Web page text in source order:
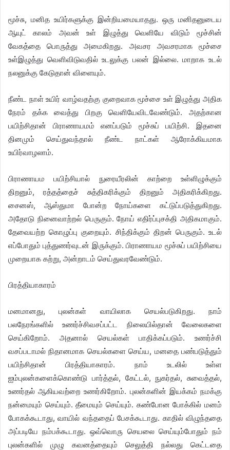
மூச்சு, மனித உயிர்களுக்கு இன்றியமையாதது. ஒரு மனிதனுடைய
ஆயுட் காலம் அவன் உள் இழுத்து வெளியே விடும் மூச்சின்
வேகத்தை பொருத்து அமைகிறது. அவசர அவசரமாக மூச்சை
உள்இழுத்து வெளிவிடுவதில் உடலுக்கு பலன் இல்லை. மாறாக உடல்
நலனுக்கு கேடுதான் விளையும்.
நீண்ட நாள் உயிர் வாழ்வதற்கு குறைவாக மூச்சை உள் இழுத்து அதிக
நேரம் தக்க வைத்து பிறகு வெளியேவிடவேண்டும். அதற்கான
பயிற்சிதான் பிராணாயமம் எனப்படும் மூச்சுப் பயிற்சி. இதனை
தினமும் செய்துவந்தால் நீண்ட நாட்கள் ஆரோக்கியமாக
உயிர்வாழலாம்.
பிராணாயம பயிற்சியால் நுரையீரலின் காற்றை உள்ளிழுக்கும்
திறனும், ரத்தத்தைச் சுத்திகரிக்கும் திறனும் அதிகரிக்கிறது.
சைனஸ், ஆஸ்துமா போன்ற நோய்களை கட்டுப்படுத்துகிறது.
அதோடு நினைவாற்றல் பெருகும். நோய் எதிர்ப்புசக்தி அதிகமாகும்.
தேவையற்ற கொழுப்பு குறையும். சிந்திக்கும் திறன் பெருகும். உடல்
எப்போதும் புத்துணர்வுடன் இருக்கும். பிராணாயம மூச்சுப் பயிற்சியை
முறையாக கற்று, அன்றாடம் செய்துவரவேண்டும்.
பிரத்தியாகாரம்
மனமானது, புலன்கள் வாயிலாக செயல்படுகிறது. நாம்
பலநேரங்களில் உணர்ச்சிவசப்பட்ட நிலையில்தான் வேலைகளை
செய்கிறோம். அதனால் செயல்கள் பாதிக்கப்படும். உணர்ச்சி
வசப்படாமல் நிதானமாக செயல்களை செய்ய, மனதை பண்படுத்தும்
பயிற்சிதான் பிரத்தியாகாரம். நாம் உடலில் உள்ள
ஐம்புலன்களைக்கொண்டு பார்த்தல், கேட்டல், நுகர்தல், சுவைத்தல்,
உணர்தல் ஆகியவற்றை உணர்கிறோம். புலன்களின் இயக்கம் நமக்கு
நன்மையும் செய்யும். தீமையும் செய்யும். கண்போன போக்கில் மனம்
போகக்கூடாது, வாயில் வந்ததைப் பேசக்கூடாது. காதில் விழுந்ததை
அப்படியே நம்பக்கூடாது. ஒவ்வொரு செயலை செய்யும்போதும் நம்
புலன்களில் முழு கவனத்தையும் செலுத்தி நல்லது கெட்டதை